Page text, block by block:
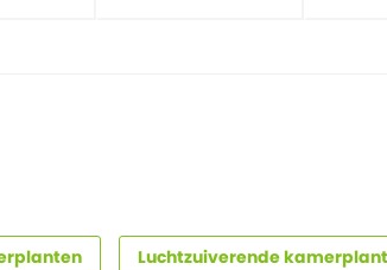
Luchtzuiverende